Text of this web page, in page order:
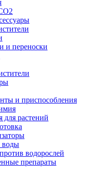
и переноски
и приспособления
для растений
воды
водорослей
препараты